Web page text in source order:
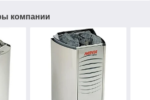
компании